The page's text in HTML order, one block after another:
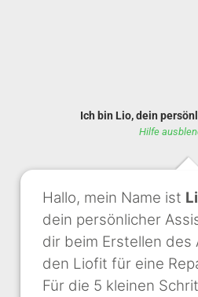
Ich bin Lio, dein
Hilfe
Hallo, mein Name ist
dein persönlicher
dir beim Erstellen
den Liofit für eine
Für die 5 kleinen